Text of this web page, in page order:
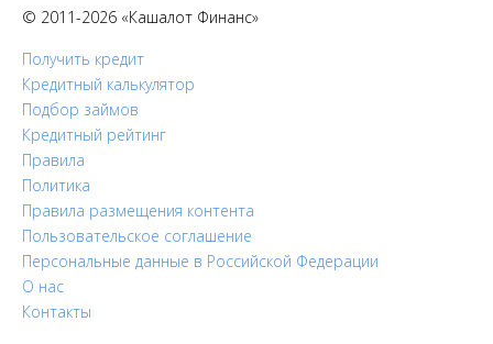
© 2011-2026 «Кашалот Финанс»
Получить кредит
Кредитный калькулятор
Подбор займов
Кредитный рейтинг
Правила
Политика
Правила размещения контента
Пользовательское соглашение
Персональные данные в Российской Федерации
О нас
Контакты